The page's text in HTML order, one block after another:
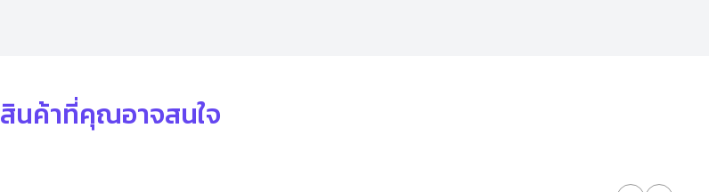
สินค้าที่คุณอาจสนใจ